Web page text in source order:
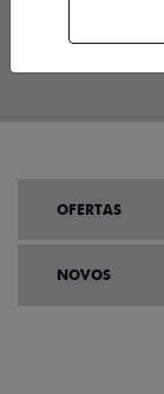
OFERTAS
NOVOS